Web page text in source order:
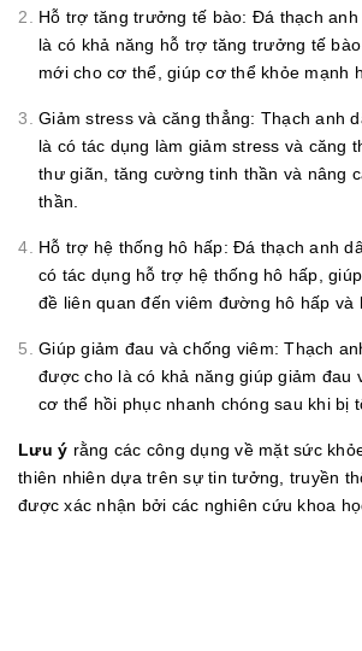
Hỗ trợ tăng trưởng tế bào: Đá thạch
là có khả năng hỗ trợ tăng trưởng tế
mới cho cơ thể, giúp cơ thể khỏe mạnh
Giảm stress và căng thẳng: Thạch anh
là có tác dụng làm giảm stress và căng
thư giãn, tăng cường tinh thần và nâng
thần.
Hỗ trợ hệ thống hô hấp: Đá thạch anh
có tác dụng hỗ trợ hệ thống hô hấp,
đề liên quan đến viêm đường hô hấp và
Giúp giảm đau và chống viêm: Thạch
được cho là có khả năng giúp giảm đau
cơ thể hồi phục nhanh chóng sau khi bị
Lưu ý rằng các công dụng về mặt sức
thiên nhiên dựa trên sự tin tưởng, truyền
được xác nhận bởi các nghiên cứu khoa